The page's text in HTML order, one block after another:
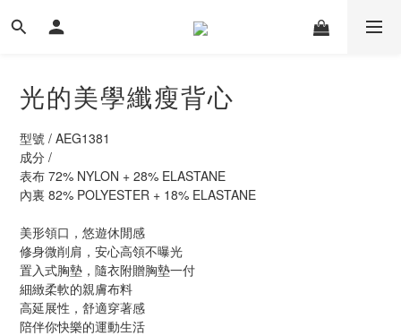
光的美學纖瘦背心
型號 / AEG1381
成分 /
表布 72% NYLON + 28% ELASTANE
內裏 82% POLYESTER + 18% ELASTANE
美形領口，悠遊休閒感
修身微削肩，安心高領不曝光
置入式胸墊，隨衣附贈胸墊一付
細緻柔軟的親膚布料
高延展性，舒適穿著感
陪伴你快樂的運動生活